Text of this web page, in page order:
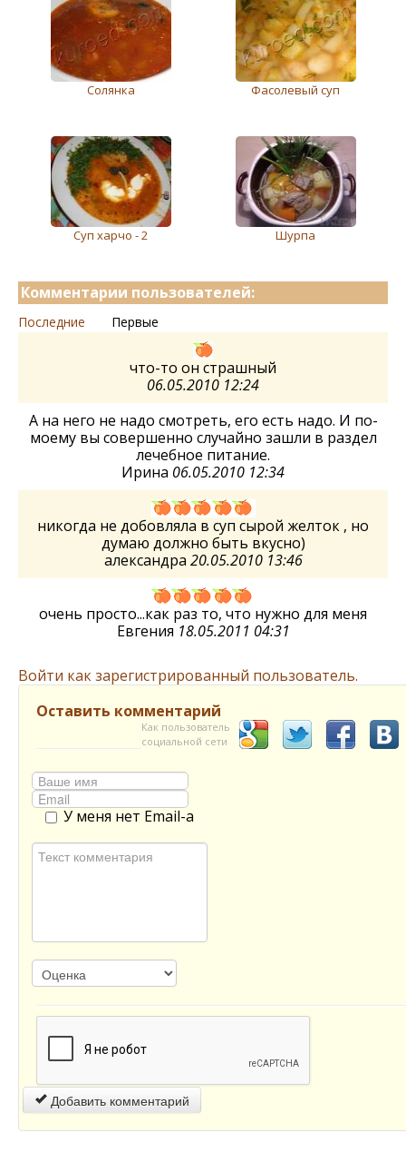
Солянка Фасолевый суп
Суп харчо - 2 Шурпа
Комментарии пользователей:
Последние Первые
что-то он страшный
06.05.2010 12:24
А на него не надо смотреть, его есть надо. И по-
моему вы совершенно случайно зашли в раздел
лечебное питание.
Ирина 06.05.2010 12:34
никогда не добовляла в суп сырой желток , но
думаю должно быть вкусно)
александра 20.05.2010 13:46
очень просто...как раз то, что нужно для меня
Евгения 18.05.2011 04:31
Войти как зарегистрированный пользователь.
Оставить комментарий
Как пользователь
социальной сети
У меня нет Email-а
Добавить комментарий